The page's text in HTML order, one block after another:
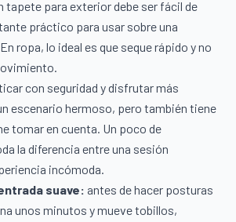
tapete para exterior debe ser fácil de
práctico para usar sobre una
ropa, lo ideal es que seque rápido y no
con seguridad y disfrutar más
escenario hermoso, pero también tiene
tomar en cuenta. Un poco de
la diferencia entre una sesión
incómoda.
suave: antes de hacer posturas
unos minutos y mueve tobillos,